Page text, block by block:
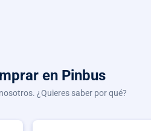
en Pinbus
¿Quieres saber por qué?